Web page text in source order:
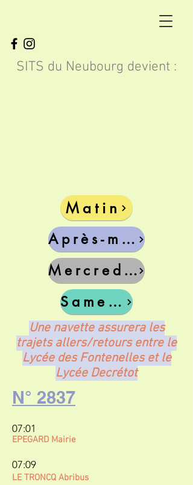
SITS du Neubourg devient :
Matin
Après-midi
Mercredi Midi
Samedi
Une navette assurera les
trajets allers/retours entre le
Lycée des Fontenelles et le
Lycée Decrétot
N° 2837
07:01
EPEGARD Mairie
07:09
LE TRONCQ Abribus